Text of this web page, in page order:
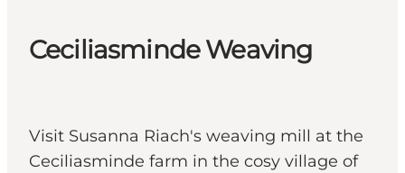
Ceciliasminde Weaving
Visit Susanna Riach's weaving mill at the
Ceciliasminde farm in the cosy village of